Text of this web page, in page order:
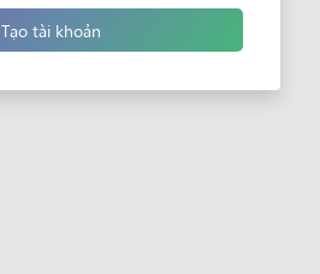
Tạo tài khoản